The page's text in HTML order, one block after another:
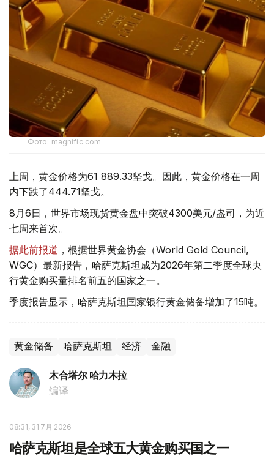
Фото: magnific.com
上周，黄金价格为61 889.33坚戈。因此，黄金价格在一周
内下跌了444.71坚戈。
8月6日，世界市场现货黄金盘中突破4300美元/盎司，为近
七周来首次。
据此前报道 ，根据世界黄金协会（World Gold Council,
WGC）最新报告，哈萨克斯坦成为2026年第二季度全球央
行黄金购买量排名前五的国家之一。
季度报告显示，哈萨克斯坦国家银行黄金储备增加了15吨。
黄金储备 哈萨克斯坦 经济 金融
木合塔尔 哈力木拉
编译
08:31, 31 7月 2026
哈萨克斯坦是全球五大黄金购买国之一